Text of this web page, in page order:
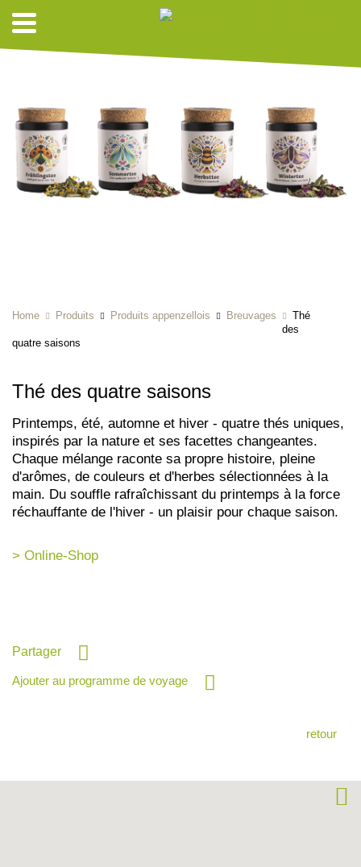
Home Produits Produits appenzellois Breuvages
Thé
des
quatre saisons
Thé des quatre saisons
Printemps, été, automne et hiver - quatre thés uniques,
inspirés par la nature et ses facettes changeantes.
Chaque mélange raconte sa propre histoire, pleine
d'arômes, de couleurs et d'herbes sélectionnées à la
main. Du souffle rafraîchissant du printemps à la force
réchauffante de l'hiver - un plaisir pour chaque saison.
> Online-Shop
Partager
Ajouter au programme de voyage
retour